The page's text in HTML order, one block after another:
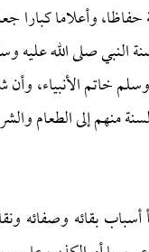
حفاظا، وأعلاما
النبي صلى الله عليه
الأنبياء، وأن
منهم إلى الطعام
أسباب بقائه وصفائه